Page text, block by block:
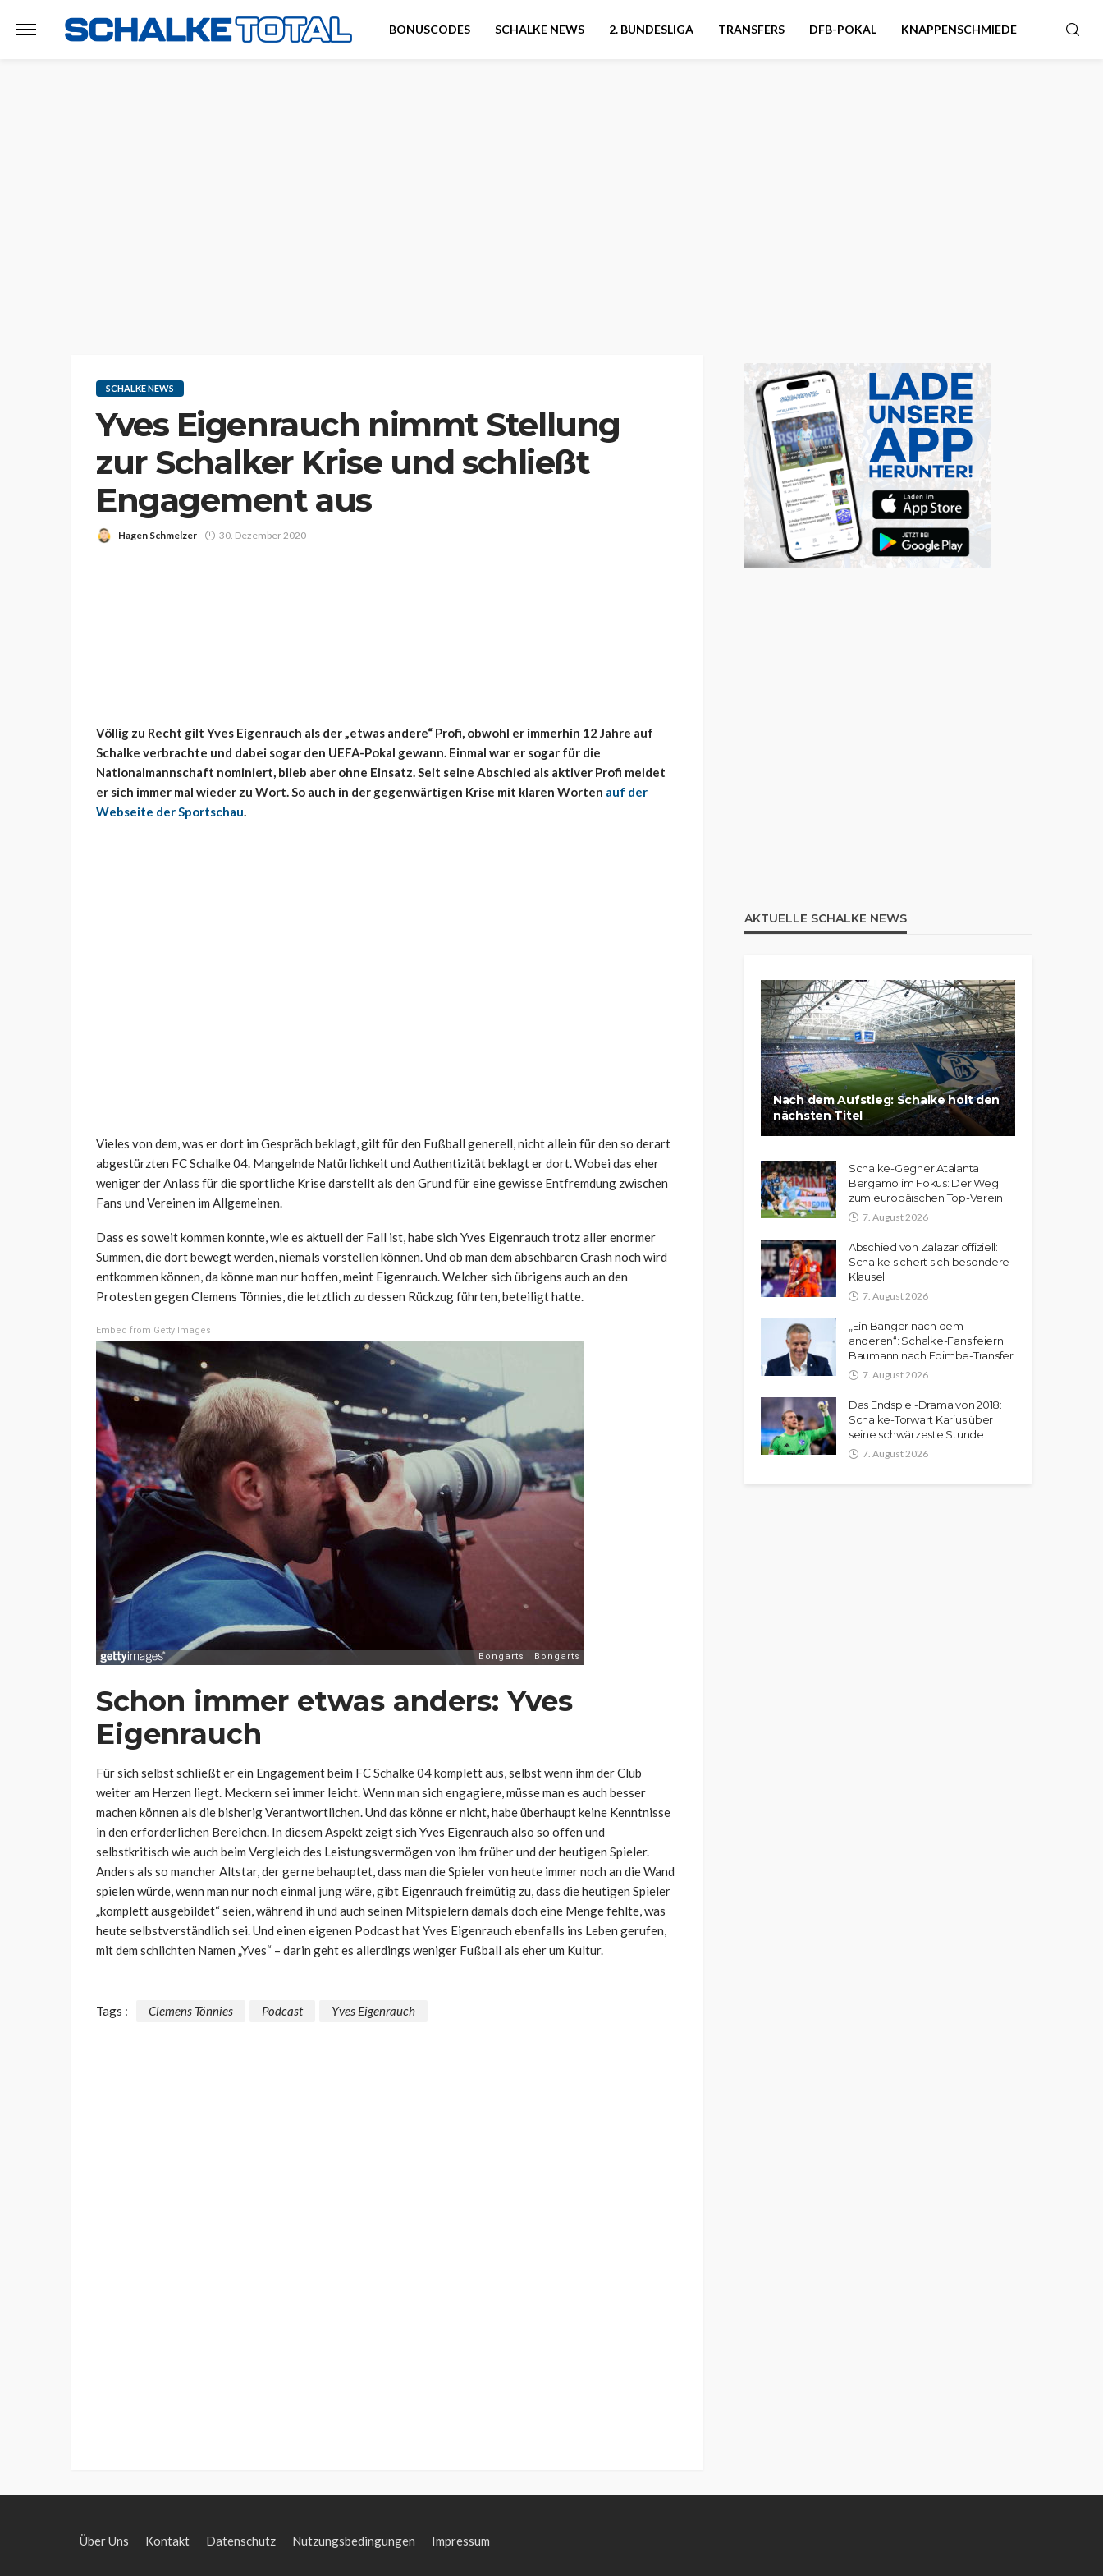
BONUSCODES SCHALKE NEWS 2. BUNDESLIGA TRANSFERS DFB-POKAL KNAPPENSCHMIEDE
SCHALKE NEWS
Yves Eigenrauch nimmt Stellung
zur Schalker Krise und schließt
Engagement aus
Hagen Schmelzer 30. Dezember 2020
Völlig zu Recht gilt Yves Eigenrauch als der „etwas andere“ Profi, obwohl er immerhin 12 Jahre auf
Schalke verbrachte und dabei sogar den UEFA-Pokal gewann. Einmal war er sogar für die
Nationalmannschaft nominiert, blieb aber ohne Einsatz. Seit seine Abschied als aktiver Profi meldet
er sich immer mal wieder zu Wort. So auch in der gegenwärtigen Krise mit klaren Worten auf der
Webseite der Sportschau.
Vieles von dem, was er dort im Gespräch beklagt, gilt für den Fußball generell, nicht allein für den so derart
abgestürzten FC Schalke 04. Mangelnde Natürlichkeit und Authentizität beklagt er dort. Wobei das eher
weniger der Anlass für die sportliche Krise darstellt als den Grund für eine gewisse Entfremdung zwischen
Fans und Vereinen im Allgemeinen.
Dass es soweit kommen konnte, wie es aktuell der Fall ist, habe sich Yves Eigenrauch trotz aller enormer
Summen, die dort bewegt werden, niemals vorstellen können. Und ob man dem absehbaren Crash noch wird
entkommen können, da könne man nur hoffen, meint Eigenrauch. Welcher sich übrigens auch an den
Protesten gegen Clemens Tönnies, die letztlich zu dessen Rückzug führten, beteiligt hatte.
Embed from Getty Images
Schon immer etwas anders: Yves
Eigenrauch
Für sich selbst schließt er ein Engagement beim FC Schalke 04 komplett aus, selbst wenn ihm der Club
weiter am Herzen liegt. Meckern sei immer leicht. Wenn man sich engagiere, müsse man es auch besser
machen können als die bisherig Verantwortlichen. Und das könne er nicht, habe überhaupt keine Kenntnisse
in den erforderlichen Bereichen. In diesem Aspekt zeigt sich Yves Eigenrauch also so offen und
selbstkritisch wie auch beim Vergleich des Leistungsvermögen von ihm früher und der heutigen Spieler.
Anders als so mancher Altstar, der gerne behauptet, dass man die Spieler von heute immer noch an die Wand
spielen würde, wenn man nur noch einmal jung wäre, gibt Eigenrauch freimütig zu, dass die heutigen Spieler
„komplett ausgebildet“ seien, während ih und auch seinen Mitspielern damals doch eine Menge fehlte, was
heute selbstverständlich sei. Und einen eigenen Podcast hat Yves Eigenrauch ebenfalls ins Leben gerufen,
mit dem schlichten Namen „Yves“ – darin geht es allerdings weniger Fußball als eher um Kultur.
Tags : Clemens Tönnies Podcast Yves Eigenrauch
AKTUELLE SCHALKE NEWS
Nach dem Aufstieg: Schalke holt den
nächsten Titel
Schalke-Gegner Atalanta
Bergamo im Fokus: Der Weg
zum europäischen Top-Verein
7. August 2026
Abschied von Zalazar offiziell:
Schalke sichert sich besondere
Klausel
7. August 2026
„Ein Banger nach dem
anderen“: Schalke-Fans feiern
Baumann nach Ebimbe-Transfer
7. August 2026
Das Endspiel-Drama von 2018:
Schalke-Torwart Karius über
seine schwärzeste Stunde
7. August 2026
Über Uns Kontakt Datenschutz Nutzungsbedingungen Impressum